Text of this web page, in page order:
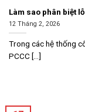
Làm sao phân biệt
12 Tháng 2, 2026
Trong các hệ thống
PCCC [...]